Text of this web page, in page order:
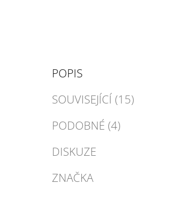
POPIS
SOUVISEJÍCÍ (15)
PODOBNÉ (4)
DISKUZE
ZNAČKA